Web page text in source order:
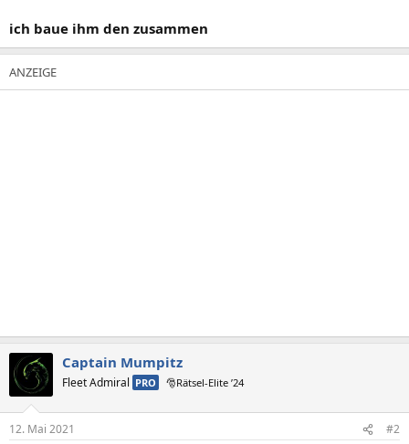
ich baue ihm den zusammen
Captain Mumpitz
Fleet Admiral PRO 🎅Rätsel-Elite ’24
12. Mai 2021 #2